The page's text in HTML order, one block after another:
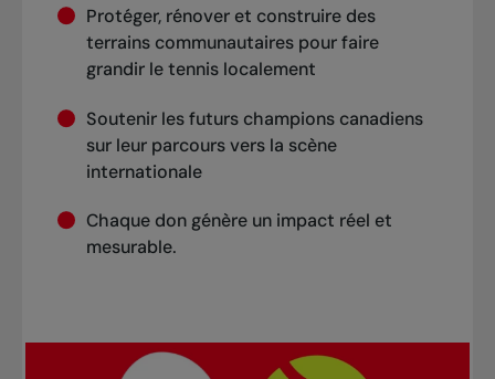
Protéger, rénover et construire des
terrains communautaires pour faire
grandir le tennis localement
Soutenir les futurs champions canadiens
sur leur parcours vers la scène
internationale
Chaque don génère un impact réel et
mesurable.